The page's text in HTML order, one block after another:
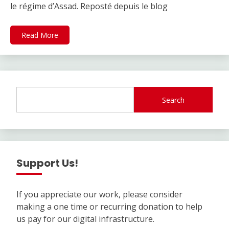
le régime d’Assad. Reposté depuis le blog
Read More
Search
Support Us!
If you appreciate our work, please consider
making a one time or recurring donation to help
us pay for our digital infrastructure.